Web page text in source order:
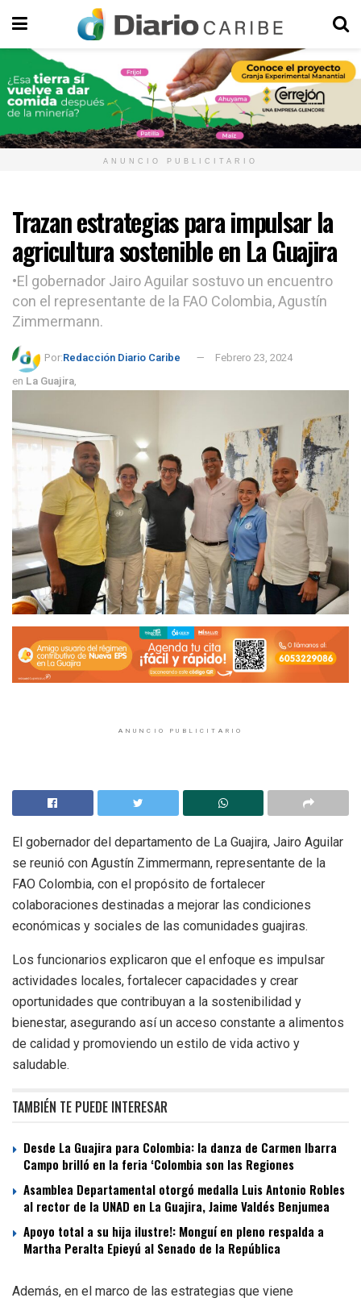
ANUNCIO PUBLICITARIO
Trazan estrategias para impulsar la
agricultura sostenible en La Guajira
•El gobernador Jairo Aguilar sostuvo un encuentro
con el representante de la FAO Colombia, Agustín
Zimmermann.
Por:Redacción Diario Caribe
Febrero 23, 2024
en La Guajira,
ANUNCIO PUBLICITARIO
El gobernador del departamento de La Guajira, Jairo Aguilar
se reunió con Agustín Zimmermann, representante de la
FAO Colombia, con el propósito de fortalecer
colaboraciones destinadas a mejorar las condiciones
económicas y sociales de las comunidades guajiras.
Los funcionarios explicaron que el enfoque es impulsar
actividades locales, fortalecer capacidades y crear
oportunidades que contribuyan a la sostenibilidad y
bienestar, asegurando así un acceso constante a alimentos
de calidad y promoviendo un estilo de vida activo y
saludable.
TAMBIÉN TE PUEDE INTERESAR
Desde La Guajira para Colombia: la danza de Carmen Ibarra
Campo brilló en la feria ‘Colombia son las Regiones
Asamblea Departamental otorgó medalla Luis Antonio Robles
al rector de la UNAD en La Guajira, Jaime Valdés Benjumea
Apoyo total a su hija ilustre!: Monguí en pleno respalda a
Martha Peralta Epieyú al Senado de la República
Además, en el marco de las estrategias que viene